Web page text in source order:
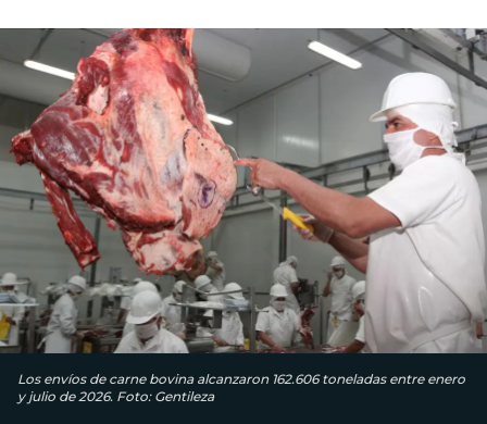
Los envíos de carne bovina alcanzaron 162.606 toneladas entre enero
y julio de 2026. Foto: Gentileza